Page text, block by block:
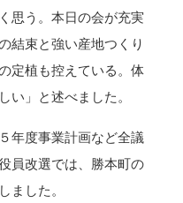
思う。本日の会が充実
結束と強い産地つくり
定植も控えている。体
い」と述べました。
年度事業計画など全議
員改選では、勝本町の
ました。